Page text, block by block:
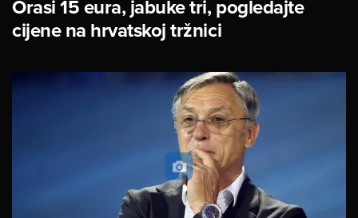
Orasi 15 eura, jabuke tri, pogledajte
cijene na hrvatskoj tržnici